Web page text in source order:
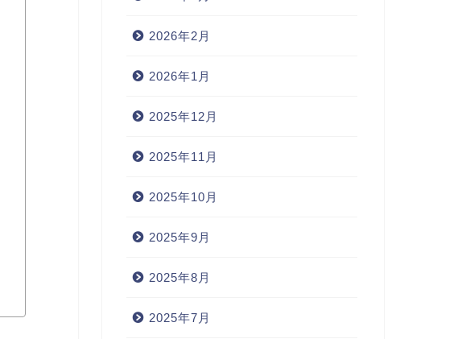
2026年2月
2026年1月
2025年12月
2025年11月
2025年10月
2025年9月
2025年8月
2025年7月